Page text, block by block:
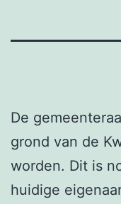
De
grond van de
worden. Dit is
huidige